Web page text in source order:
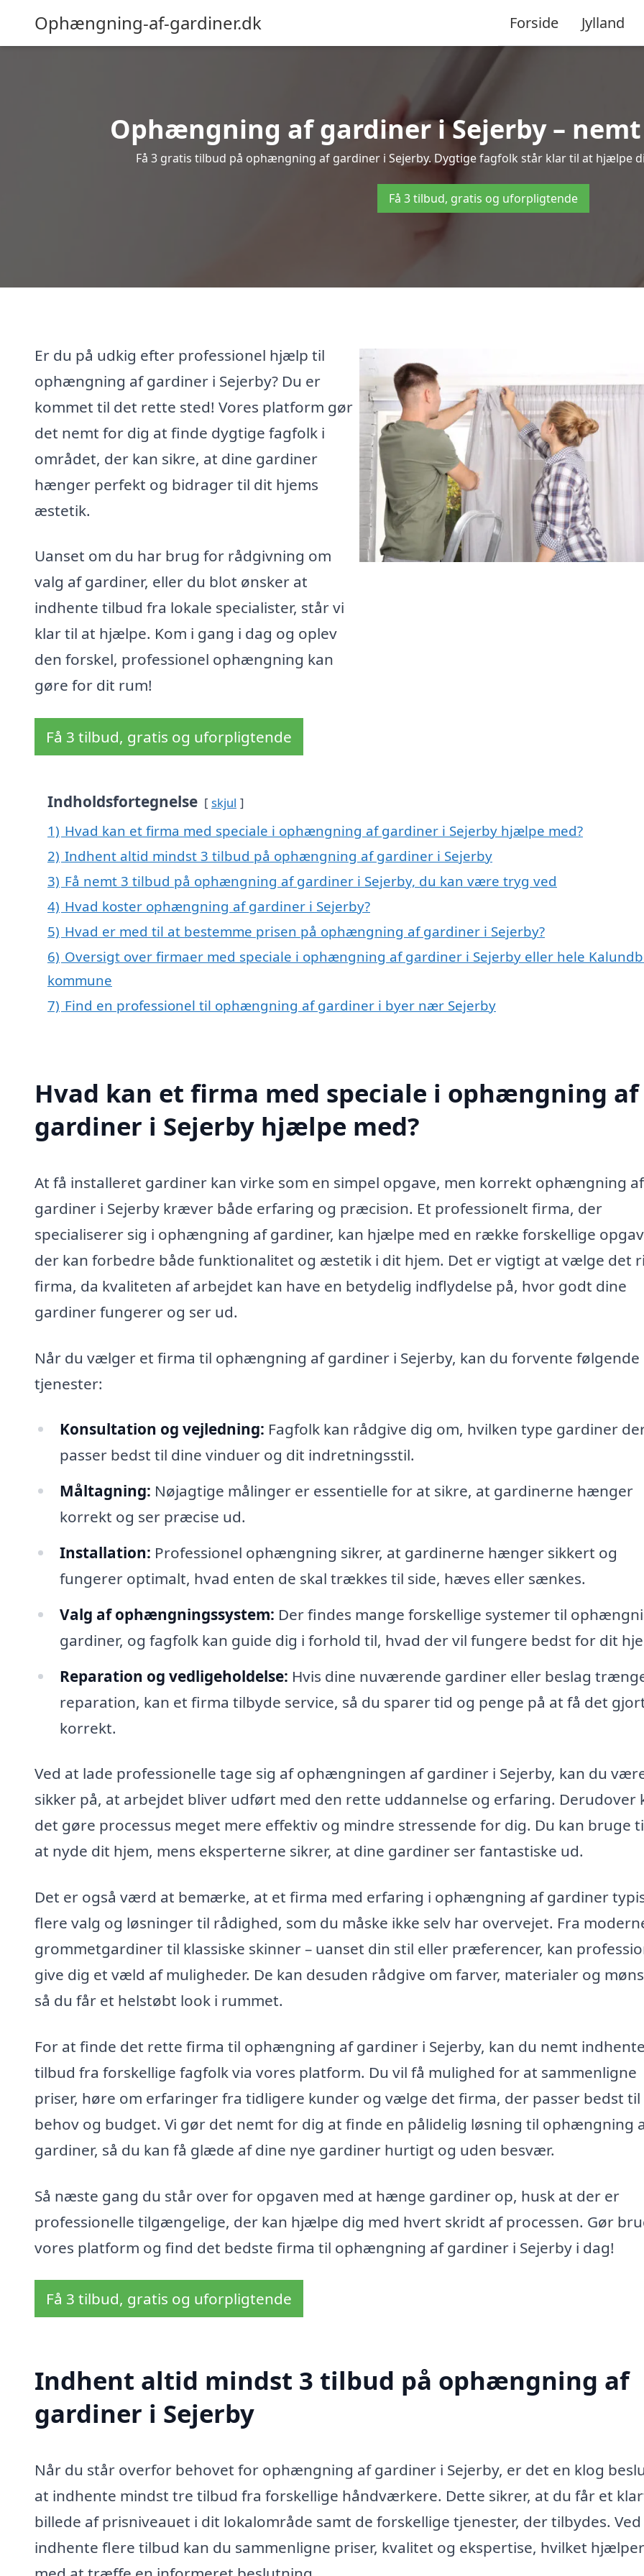
Ophængning-af-gardiner.dk Forside Jylland
Ophængning af gardiner i Sejerby –
Få 3 gratis tilbud på ophængning af gardiner i Sejerby. Dygtige fagfolk står klar til at hjælpe
Få 3 tilbud, gratis og uforpligtende
Er du på udkig efter professionel hjælp til
ophængning af gardiner i Sejerby? Du er
kommet til det rette sted! Vores platform gør
det nemt for dig at finde dygtige fagfolk i
området, der kan sikre, at dine gardiner
hænger perfekt og bidrager til dit hjems
æstetik.
Uanset om du har brug for rådgivning om
valg af gardiner, eller du blot ønsker at
indhente tilbud fra lokale specialister, står vi
klar til at hjælpe. Kom i gang i dag og oplev
den forskel, professionel ophængning kan
gøre for dit rum!
Få 3 tilbud, gratis og uforpligtende
Indholdsfortegnelse skjul
1) Hvad kan et firma med speciale i ophængning af gardiner i Sejerby hjælpe med?
2) Indhent altid mindst 3 tilbud på ophængning af gardiner i Sejerby
3) Få nemt 3 tilbud på ophængning af gardiner i Sejerby, du kan være tryg ved
4) Hvad koster ophængning af gardiner i Sejerby?
5) Hvad er med til at bestemme prisen på ophængning af gardiner i Sejerby?
6) Oversigt over firmaer med speciale i ophængning af gardiner i Sejerby eller hele
kommune
7) Find en professionel til ophængning af gardiner i byer nær Sejerby
Hvad kan et firma med speciale i ophængning af
gardiner i Sejerby hjælpe med?
At få installeret gardiner kan virke som en simpel opgave, men korrekt ophængning af
gardiner i Sejerby kræver både erfaring og præcision. Et professionelt firma, der
specialiserer sig i ophængning af gardiner, kan hjælpe med en række forskellige
der kan forbedre både funktionalitet og æstetik i dit hjem. Det er vigtigt at vælge det
firma, da kvaliteten af arbejdet kan have en betydelig indflydelse på, hvor godt dine
gardiner fungerer og ser ud.
Når du vælger et firma til ophængning af gardiner i Sejerby, kan du forvente følgende
tjenester:
Konsultation og vejledning: Fagfolk kan rådgive dig om, hvilken type gardiner
passer bedst til dine vinduer og dit indretningsstil.
Måltagning: Nøjagtige målinger er essentielle for at sikre, at gardinerne hænger
korrekt og ser præcise ud.
Installation: Professionel ophængning sikrer, at gardinerne hænger sikkert og
fungerer optimalt, hvad enten de skal trækkes til side, hæves eller sænkes.
Valg af ophængningssystem: Der findes mange forskellige systemer til
gardiner, og fagfolk kan guide dig i forhold til, hvad der vil fungere bedst for dit
Reparation og vedligeholdelse: Hvis dine nuværende gardiner eller beslag
reparation, kan et firma tilbyde service, så du sparer tid og penge på at få det
korrekt.
Ved at lade professionelle tage sig af ophængningen af gardiner i Sejerby, kan du
sikker på, at arbejdet bliver udført med den rette uddannelse og erfaring. Derudover
det gøre processus meget mere effektiv og mindre stressende for dig. Du kan bruge
at nyde dit hjem, mens eksperterne sikrer, at dine gardiner ser fantastiske ud.
Det er også værd at bemærke, at et firma med erfaring i ophængning af gardiner
flere valg og løsninger til rådighed, som du måske ikke selv har overvejet. Fra
grommetgardiner til klassiske skinner – uanset din stil eller præferencer, kan
give dig et væld af muligheder. De kan desuden rådgive om farver, materialer og
så du får et helstøbt look i rummet.
For at finde det rette firma til ophængning af gardiner i Sejerby, kan du nemt
tilbud fra forskellige fagfolk via vores platform. Du vil få mulighed for at sammenligne
priser, høre om erfaringer fra tidligere kunder og vælge det firma, der passer bedst til
behov og budget. Vi gør det nemt for dig at finde en pålidelig løsning til ophængning
gardiner, så du kan få glæde af dine nye gardiner hurtigt og uden besvær.
Så næste gang du står over for opgaven med at hænge gardiner op, husk at der er
professionelle tilgængelige, der kan hjælpe dig med hvert skridt af processen. Gør
vores platform og find det bedste firma til ophængning af gardiner i Sejerby i dag!
Få 3 tilbud, gratis og uforpligtende
Indhent altid mindst 3 tilbud på ophængning af
gardiner i Sejerby
Når du står overfor behovet for ophængning af gardiner i Sejerby, er det en klog
at indhente mindst tre tilbud fra forskellige håndværkere. Dette sikrer, at du får et
billede af prisniveauet i dit lokalområde samt de forskellige tjenester, der tilbydes.
indhente flere tilbud kan du sammenligne priser, kvalitet og ekspertise, hvilket